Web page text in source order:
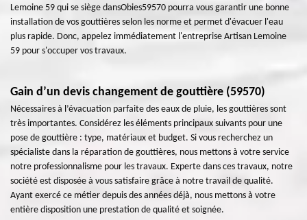
Lemoine 59 qui se siège dansObies59570 pourra vous garantir une bonne
installation de vos gouttières selon les norme et permet d'évacuer l'eau
plus rapide. Donc, appelez immédiatement l'entreprise Artisan Lemoine
59 pour s'occuper vos travaux.
Gain d’un devis changement de gouttière (59570)
Nécessaires à l’évacuation parfaite des eaux de pluie, les gouttières sont
très importantes. Considérez les éléments principaux suivants pour une
pose de gouttière : type, matériaux et budget. Si vous recherchez un
spécialiste dans la réparation de gouttières, nous mettons à votre service
notre professionnalisme pour les travaux. Experte dans ces travaux, notre
société est disposée à vous satisfaire grâce à notre travail de qualité.
Ayant exercé ce métier depuis des années déjà, nous mettons à votre
entière disposition une prestation de qualité et soignée.